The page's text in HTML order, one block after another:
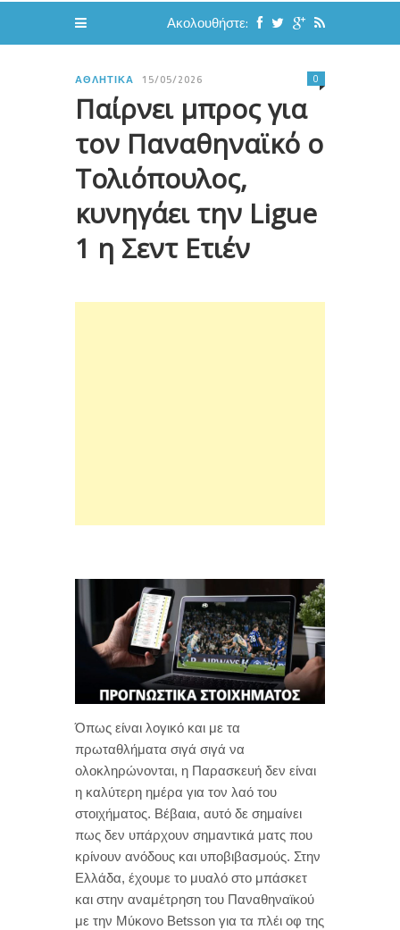
Ακολουθήστε:
ΑΘΛΗΤΙΚΆ 15/05/2026
Παίρνει μπρος για
τον Παναθηναϊκό ο
Τολιόπουλος,
κυνηγάει την Ligue
1 η Σεντ Ετιέν
0
Όπως είναι λογικό και με τα
πρωταθλήματα σιγά σιγά να
ολοκληρώνονται, η Παρασκευή δεν είναι
η καλύτερη ημέρα για τον λαό του
στοιχήματος. Βέβαια, αυτό δε σημαίνει
πως δεν υπάρχουν σημαντικά ματς που
κρίνουν ανόδους και υποβιβασμούς. Στην
Ελλάδα, έχουμε το μυαλό στο μπάσκετ
και στην αναμέτρηση του Παναθηναϊκού
με την Μύκονο Betsson για τα πλέι οφ της